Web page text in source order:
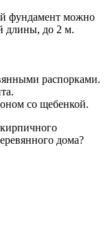
фундамент можно
длины, до 2 м.
распорками.
со щебенкой.
дома?